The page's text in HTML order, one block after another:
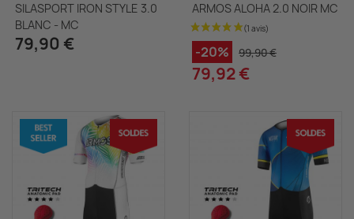
SILASPORT IRON STYLE 3.0
BLANC - MC
79,90 €
ARMOS ALOHA 2.0 NOIR MC
-20% 99,90 €
79,92 €